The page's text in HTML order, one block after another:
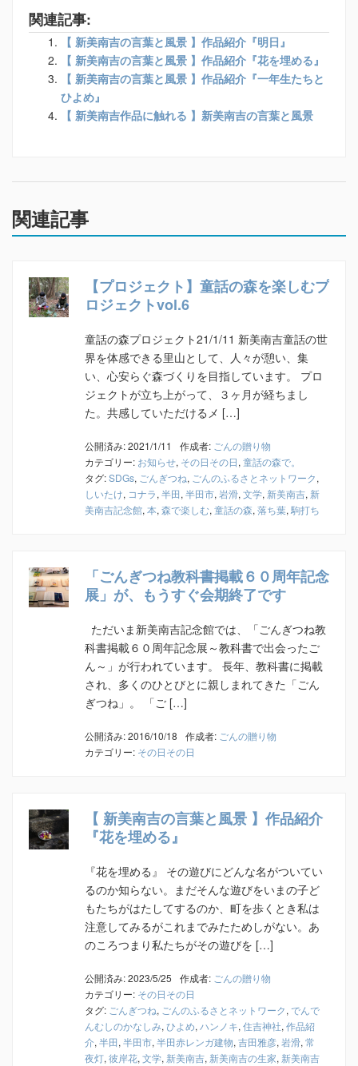
関連記事:
【 新美南吉の言葉と風景 】作品紹介『明日』
【 新美南吉の言葉と風景 】作品紹介『花を埋める』
【 新美南吉の言葉と風景 】作品紹介『一年生たちと
ひよめ』
【 新美南吉作品に触れる 】新美南吉の言葉と風景
関連記事
【プロジェクト】童話の森を楽しむプ
ロジェクトvol.6
童話の森プロジェクト21/1/11 新美南吉童話の世
界を体感できる里山として、人々が憩い、集
い、心安らぐ森づくりを目指しています。 プロ
ジェクトが立ち上がって、３ヶ月が経ちまし
た。共感していただけるメ […]
公開済み: 2021/1/11 作成者: ごんの贈り物
カテゴリー: お知らせ, その日その日,童話の森で。
タグ:SDGs, ごんぎつね, ごんのふるさとネットワーク,
しいたけ, コナラ,半田,半田市,岩滑,文学, 新美南吉, 新
美南吉記念館,本,森で楽しむ,童話の森,落ち葉,駒打ち
「ごんぎつね教科書掲載６０周年記念
展」が、もうすぐ会期終了です
ただいま新美南吉記念館では、「ごんぎつね教
科書掲載６０周年記念展～教科書で出会ったご
ん～」が行われています。 長年、教科書に掲載
され、多くのひとびとに親しまれてきた「ごん
ぎつね」。 「ご […]
公開済み: 2016/10/18 作成者: ごんの贈り物
カテゴリー: その日その日
【 新美南吉の言葉と風景 】作品紹介
『花を埋める』
『花を埋める』 その遊びにどんな名がついてい
るのか知らない。まだそんな遊びをいまの子ど
もたちがはたしてするのか、町を歩くとき私は
注意してみるがこれまでみたためしがない。あ
のころつまり私たちがその遊びを […]
公開済み: 2023/5/25 作成者: ごんの贈り物
カテゴリー: その日その日
タグ: ごんぎつね, ごんのふるさとネットワーク,でんで
んむしのかなしみ,ひよめ,ハンノキ,住吉神社,作品紹
介,半田,半田市,半田赤レンガ建物,吉田雅彦,岩滑,常
夜灯,彼岸花,文学, 新美南吉, 新美南吉の生家, 新美南吉